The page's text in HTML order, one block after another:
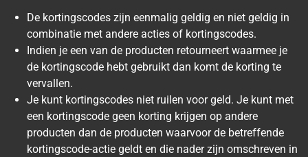
De kortingscodes zijn eenmalig geldig en niet geldig in
combinatie met andere acties of kortingscodes.
Indien je een van de producten retourneert waarmee je
de kortingscode hebt gebruikt dan komt de korting te
vervallen.
Je kunt kortingscodes niet ruilen voor geld. Je kunt met
een kortingscode geen korting krijgen op andere
producten dan de producten waarvoor de betreffende
kortingscode-actie geldt en die nader zijn omschreven in